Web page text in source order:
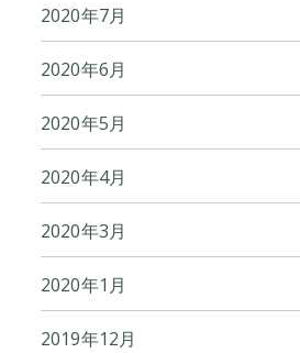
2020年7月
2020年6月
2020年5月
2020年4月
2020年3月
2020年1月
2019年12月